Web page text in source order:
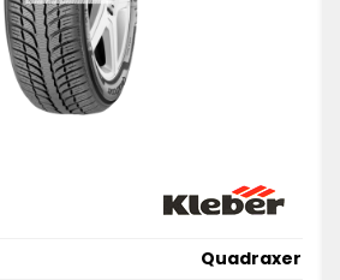
Quadraxer